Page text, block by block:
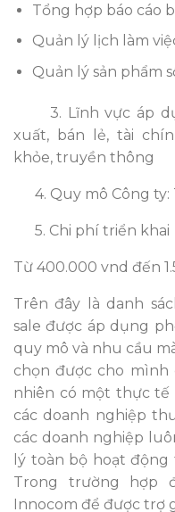
Tổng hợp báo cáo
Quản lý lịch làm
Quản lý sản phẩm
3. Lĩnh vực áp
xuất, bán lẻ, tài
khỏe, truyền thông
4. Quy mô Công ty:
5. Chi phí triển khai
Từ 400.000 vnd đến
Trên đây là danh
sale được áp dụng
quy mô và nhu cầu
chọn được cho mình
nhiên có một thực tế
các doanh nghiệp
các doanh nghiệp
lý toàn bộ hoạt
Trong trường
hợp
Innocom để được trợ